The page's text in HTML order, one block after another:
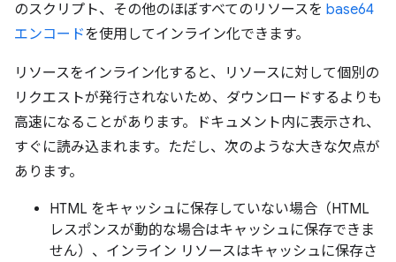
のスクリプト、その他のほぼすべてのリソースを base64
エンコードを使用してインライン化できます。
リソースをインライン化すると、リソースに対して個別の
リクエストが発行されないため、ダウンロードするよりも
高速になることがあります。ドキュメント内に表示され、
すぐに読み込まれます。ただし、次のような大きな欠点が
あります。
HTML をキャッシュに保存していない場合（HTML
レスポンスが動的な場合はキャッシュに保存できま
せん）、インライン リソースはキャッシュに保存さ